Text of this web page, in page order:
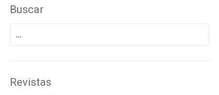
Buscar
Revistas